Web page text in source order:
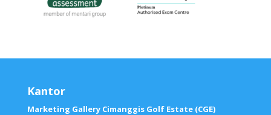
Kantor
Marketing Gallery Cimanggis Golf Estate (CGE)